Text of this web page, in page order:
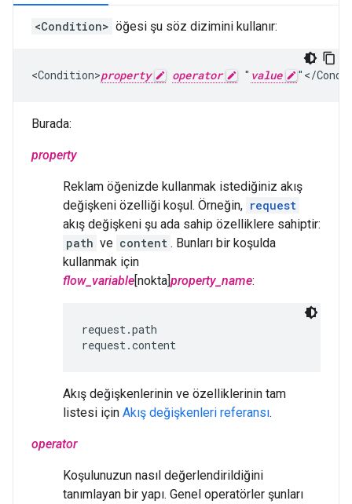
<Condition> öğesi şu söz dizimini kullanır:
<Condition>property operator " value "</
Burada:
property
Reklam öğenizde kullanmak istediğiniz akış
değişkeni özelliği koşul. Örneğin, request
akış değişkeni şu ada sahip özelliklere sahiptir:
path ve content . Bunları bir koşulda
kullanmak için
flow_variable[nokta]property_name:
request.path
request.content
Akış değişkenlerinin ve özelliklerinin tam
listesi için Akış değişkenleri referansı.
operator
Koşulunuzun nasıl değerlendirildiğini
tanımlayan bir yapı. Genel operatörler şunları